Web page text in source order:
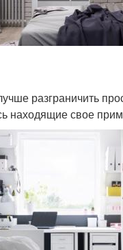
разграничить
находящие свое